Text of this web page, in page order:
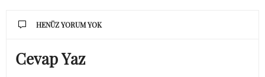
HENÜZ YORUM YOK
Cevap Yaz